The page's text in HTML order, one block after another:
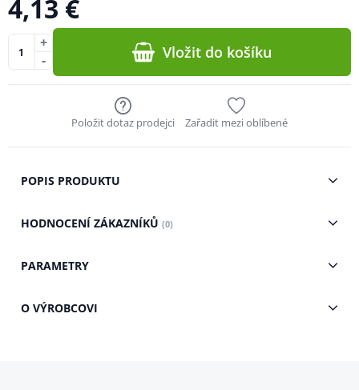
4,13 €
-
+ Vložit do košíku
Položit dotaz prodejci Zařadit mezi oblíbené
POPIS PRODUKTU
HODNOCENÍ ZÁKAZNÍKŮ (0)
PARAMETRY
O VÝROBCOVI